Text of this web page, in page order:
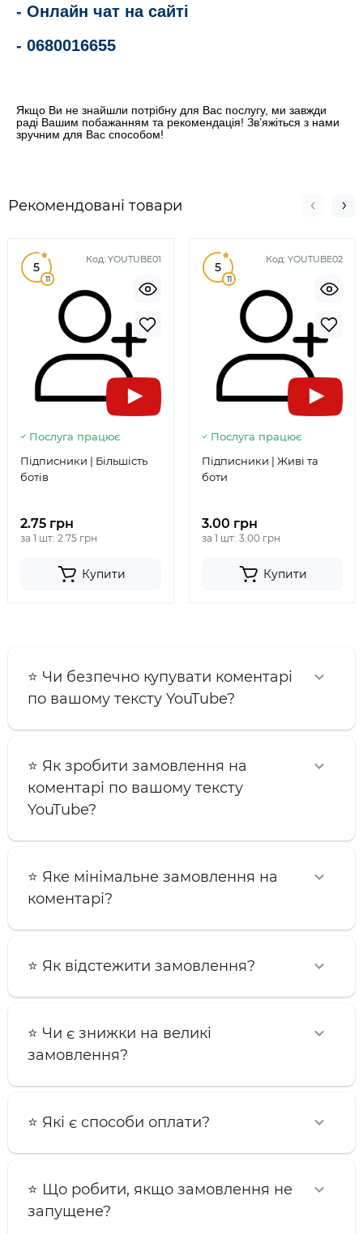
- Онлайн чат на сайті
- 0680016655
Якщо Ви не знайшли потрібну для Вас послугу, ми завжди
раді Вашим побажанням та рекомендація! Зв’яжіться з нами
зручним для Вас способом!
Рекомендовані товари
Код: YOUTUBE01
5
11
Послуга працює
Підписники | Більшість
ботів
2.75 грн
за 1 шт: 2.75 грн
Купити
Код: YOUTUBE02
5
11
Послуга працює
Підписники | Живі та
боти
3.00 грн
за 1 шт: 3.00 грн
Купити
⭐️ Чи безпечно купувати коментарі
по вашому тексту YouTube?
⭐️ Як зробити замовлення на
коментарі по вашому тексту
YouTube?
⭐️ Яке мінімальне замовлення на
коментарі?
⭐️ Як відстежити замовлення?
⭐️ Чи є знижки на великі
замовлення?
⭐️ Які є способи оплати?
⭐️ Що робити, якщо замовлення не
запущене?